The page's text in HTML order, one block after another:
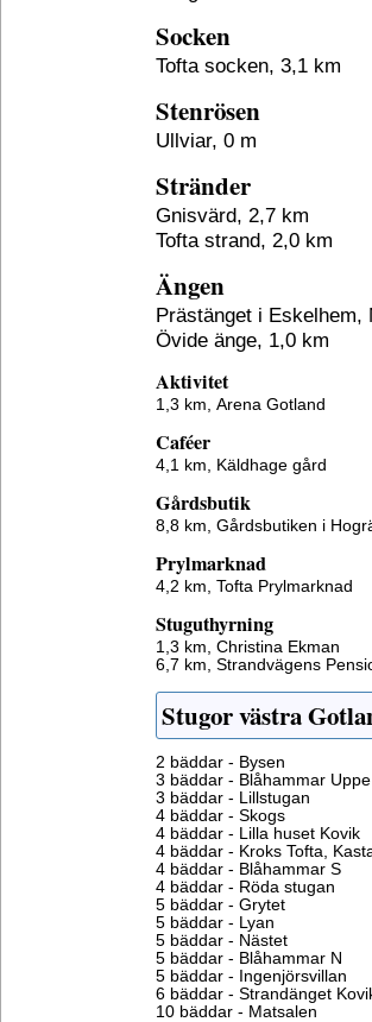
Socken
Tofta socken, 3,1 km
Stenrösen
Ullviar, 0 m
Stränder
Gnisvärd, 2,7 km
Tofta strand, 2,0 km
Ängen
Prästänget i Eskelhem,
Övide änge, 1,0 km
Aktivitet
1,3 km, Arena Gotland
Caféer
4,1 km, Käldhage gård
Gårdsbutik
8,8 km, Gårdsbutiken i
Prylmarknad
4,2 km, Tofta Prylmarknad
Stuguthyrning
1,3 km, Christina Ekman
6,7 km, Strandvägens
Stugor västra
2 bäddar - Bysen
3 bäddar - Blåhammar Uppe
3 bäddar - Lillstugan
4 bäddar - Skogs
4 bäddar - Lilla huset Kovik
4 bäddar - Kroks Tofta,
4 bäddar - Blåhammar S
4 bäddar - Röda stugan
5 bäddar - Grytet
5 bäddar - Lyan
5 bäddar - Nästet
5 bäddar - Blåhammar N
5 bäddar - Ingenjörsvillan
6 bäddar - Strandänget
10 bäddar - Matsalen